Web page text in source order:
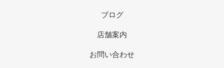
ブログ
店舗案内
お問い合わせ